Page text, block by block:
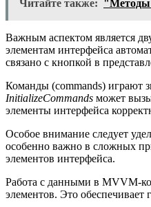
Читайте также: "Методы
Важным аспектом является
элементам интерфейса
связано с кнопкой в
Команды (commands) играют
InitializeCommands может
элементы интерфейса
Особое внимание следует
особенно важно в сложных
элементов интерфейса.
Работа с данными в MVVM-
элементов. Это обеспечивает